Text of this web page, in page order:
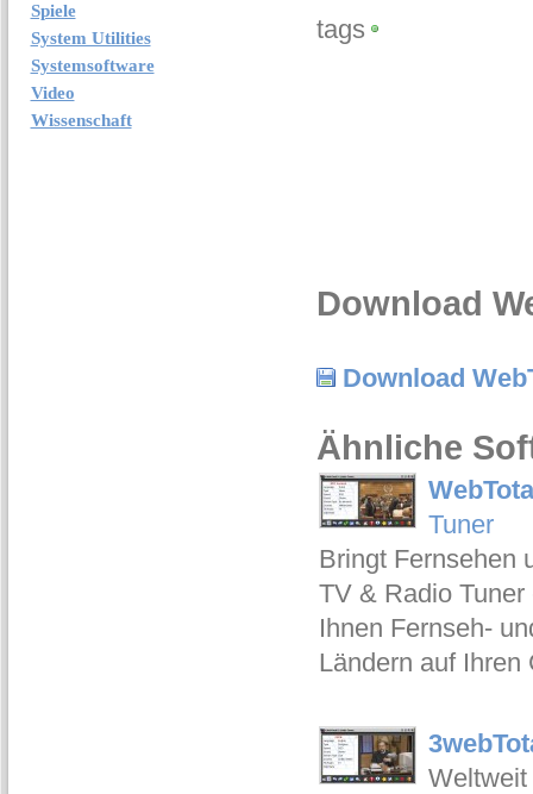
Spiele
System Utilities
Systemsoftware
Video
Wissenschaft
tags
Download
Download
Ähnliche
Tuner
Bringt Fernsehen
TV & Radio
Ihnen Fernseh-
Ländern auf Ihren
Weltweit